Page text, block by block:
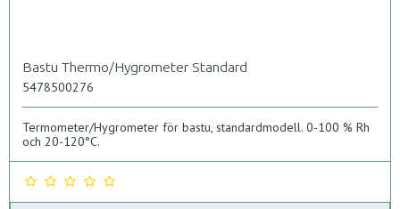
Bastu Thermo/Hygrometer Standard
5478500276
Termometer/Hygrometer för bastu, standardmodell. 0-100 % Rh
och 20-120°C.